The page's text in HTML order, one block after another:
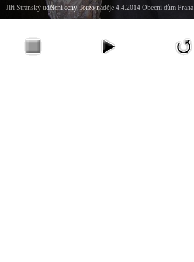
Jiří Stránský udělení ceny Torzo naděje 4.4.2014 Obecní dům Praha